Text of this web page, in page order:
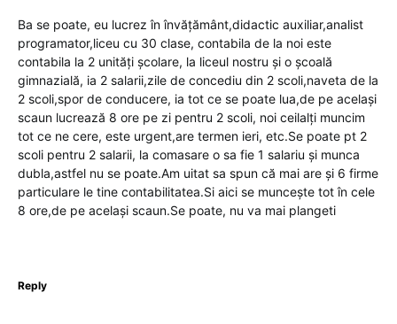
Ba se poate, eu lucrez în învățământ,didactic auxiliar,analist
programator,liceu cu 30 clase, contabila de la noi este
contabila la 2 unități școlare, la liceul nostru și o școală
gimnazială, ia 2 salarii,zile de concediu din 2 scoli,naveta de la
2 scoli,spor de conducere, ia tot ce se poate lua,de pe același
scaun lucrează 8 ore pe zi pentru 2 scoli, noi ceilalți muncim
tot ce ne cere, este urgent,are termen ieri, etc.Se poate pt 2
scoli pentru 2 salarii, la comasare o sa fie 1 salariu și munca
dubla,astfel nu se poate.Am uitat sa spun că mai are și 6 firme
particulare le tine contabilitatea.Si aici se muncește tot în cele
8 ore,de pe același scaun.Se poate, nu va mai plangeti
Reply